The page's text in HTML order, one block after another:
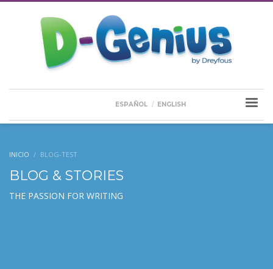
ESPAÑOL ENGLISH
INICIO BLOG-TEST
BLOG & STORIES
THE PASSION FOR WRITING